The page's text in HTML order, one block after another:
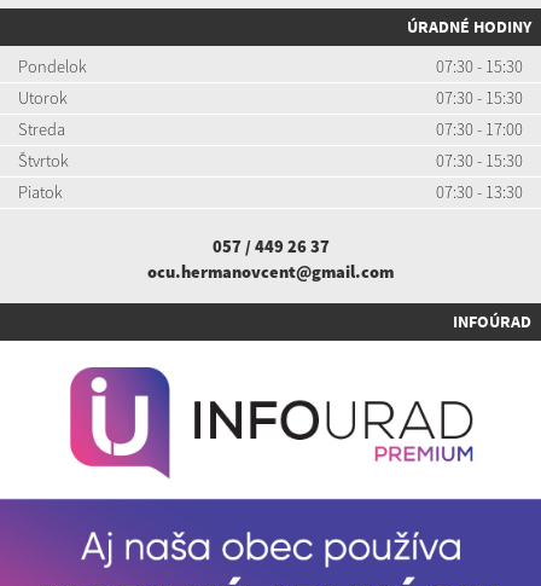
ÚRADNÉ HODINY
Pondelok
07:30 - 15:30
Utorok
07:30 - 15:30
Streda
07:30 - 17:00
Štvrtok
07:30 - 15:30
Piatok
07:30 - 13:30
057 / 449 26 37
ocu.hermanovcent@gmail.com
INFOÚRAD